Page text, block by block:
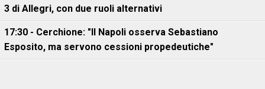
3 di Allegri, con due ruoli alternativi
17:30 - Cerchione: "Il Napoli osserva Sebastiano
Esposito, ma servono cessioni propedeutiche"